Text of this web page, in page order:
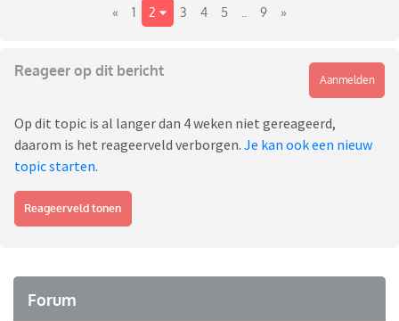
« 1 2 3 4 5 9 »
Reageer op dit bericht
Aanmelden
Op dit topic is al langer dan 4 weken niet gereageerd,
daarom is het reageerveld verborgen. Je kan ook een nieuw
topic starten.
Reageerveld tonen
Forum